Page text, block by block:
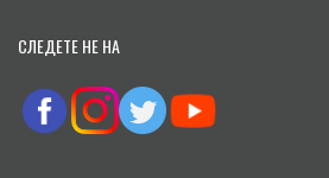
СЛЕДЕТЕ НЕ НА